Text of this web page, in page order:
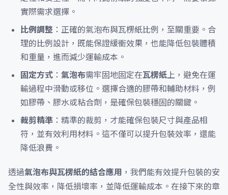
實際需求選擇。
比例調整 ：正確的氣泡布與瓦楞紙比例，至關重要。合
理的比例設計，既能保證緩衝效果，也能降低包裝體積
和重量，進而減少運輸成本。
固定方式 ： 氣泡布需牢固地固定在瓦楞紙上，避免在運
輸過程中滑動或移位。選擇合適的膠帶和輔助材料，例
如膠帶、膠水或粘合劑，是確保包裝穩固的關鍵。
裁剪精準 ：精準的裁剪，才能確保包裝尺寸與產品相
符，並有效利用材料。這不僅可以提升包裝效率，還能
降低浪費。
透過氣泡布與瓦楞紙的結合應用 ，我們能有效提升包裝的安
全性與效率，降低損壞率，並降低運輸成本。在接下來的章